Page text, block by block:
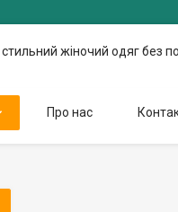
жіночий одяг без
Про нас